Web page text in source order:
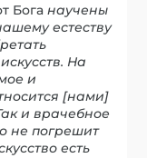
Боганаучены
естеству
На
и
[нами]
и врачебное
не погрешит
есть